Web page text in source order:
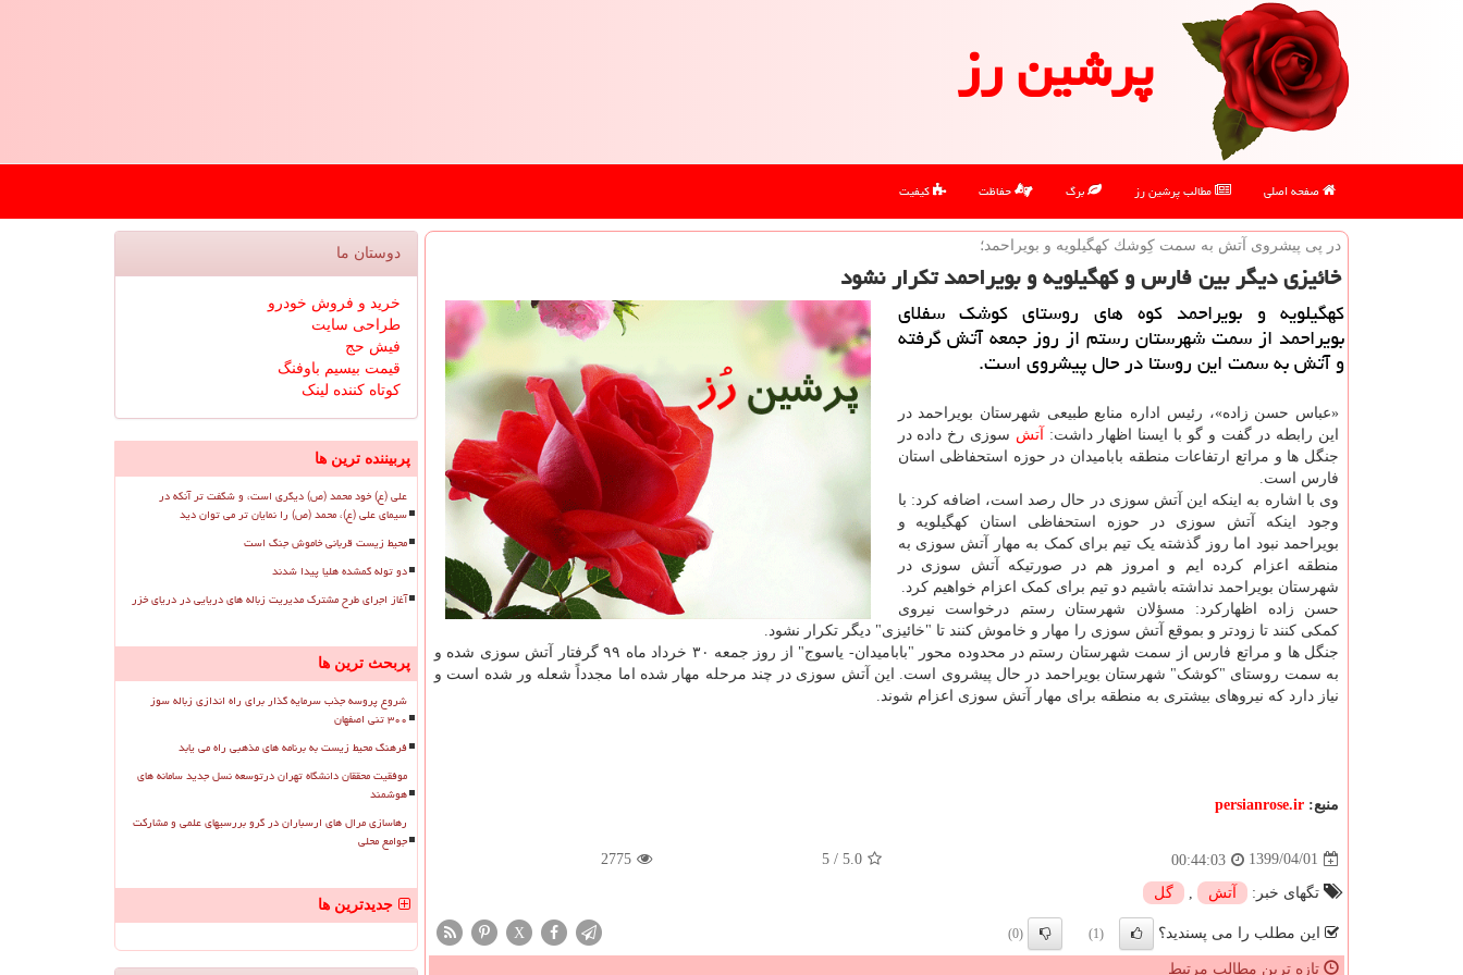
پرشین رز
صفحه اصلی مطالب پرشین رز برگ حفاظت کیفیت
در پی پیشروی آتش به سمت كِوشك كهگیلویه و بویراحمد؛
خائیزی دیگر بین فارس و كهگیلویه و بویراحمد تكرار نشود
كهگیلویه و بویراحمد كوه های روستای كوشك سفلای
بویراحمد از سمت شهرستان رستم از روز جمعه آتش گرفته
و آتش به سمت این روستا در حال پیشروی است.
«عباس حسن زاده»، رئیس اداره منابع طبیعی شهرستان بویراحمد در
این رابطه در گفت و گو با ایسنا اظهار داشت:
آتش سوزی رخ داده در
جنگل ها و مراتع ارتفاعات منطقه بابامیدان در حوزه استحفاظی استان
فارس است.
وی با اشاره به اینکه این آتش سوزی در حال رصد است، اضافه کرد: با
وجود اینکه آتش سوزی در حوزه استحفاظی استان کهگیلویه و
بویراحمد نبود اما روز گذشته یک تیم برای کمک به مهار آتش سوزی به
منطقه اعزام کرده ایم و امروز هم در صورتیکه آتش سوزی در
شهرستان بویراحمد نداشته باشیم دو تیم برای کمک اعزام خواهیم کرد.
حسن زاده اظهارکرد: مسؤلان شهرستان رستم درخواست نیروی
کمکی کنند تا زودتر و بموقع آتش سوزی را مهار و خاموش کنند تا "خائیزی" دیگر تکرار نشود.
جنگل ها و مراتع فارس از سمت شهرستان رستم در محدوده محور "بابامیدان- یاسوج" از روز جمعه ۳۰ خرداد ماه ۹۹ گرفتار آتش سوزی شده و
به سمت روستای "کوشک" شهرستان بویراحمد در حال پیشروی است. این آتش سوزی در چند مرحله مهار شده اما مجدداً شعله ور شده است و
نیاز دارد که نیروهای بیشتری به منطقه برای مهار آتش سوزی اعزام شوند.
منبع: persianrose.ir
1399/04/01
00:44:03
5.0
/
5
2775
تگهای خبر: آتش گل
این مطلب را می پسندید؟ (1)
(0)
X
تازه ترین مطالب مرتبط
دوستان ما
خرید و فروش خودرو
طراحی سایت
فیش حج
قیمت بیسیم باوفنگ
کوتاه کننده لینک
پربیننده ترین ها
علی (ع) خود محمد (ص) دیگری است، و شگفت تر آنکه در
سیمای علی (ع)، محمد (ص) را نمایان تر می توان دید
محیط زیست قربانی خاموش جنگ است
دو توله گمشده هلیا پیدا شدند
آغاز اجرای طرح مشترک مدیریت زباله های دریایی در دریای خزر
پربحث ترین ها
شروع پروسه جذب سرمایه گذار برای راه اندازی زباله سوز
۳۰۰ تنی اصفهان
فرهنگ محیط زیست به برنامه های مذهبی راه می یابد
موفقیت محققان دانشگاه تهران درتوسعه نسل جدید سامانه های
هوشمند
رهاسازی مرال های ارسباران در گرو بررسیهای علمی و مشارکت
جوامع محلی
جدیدترین ها